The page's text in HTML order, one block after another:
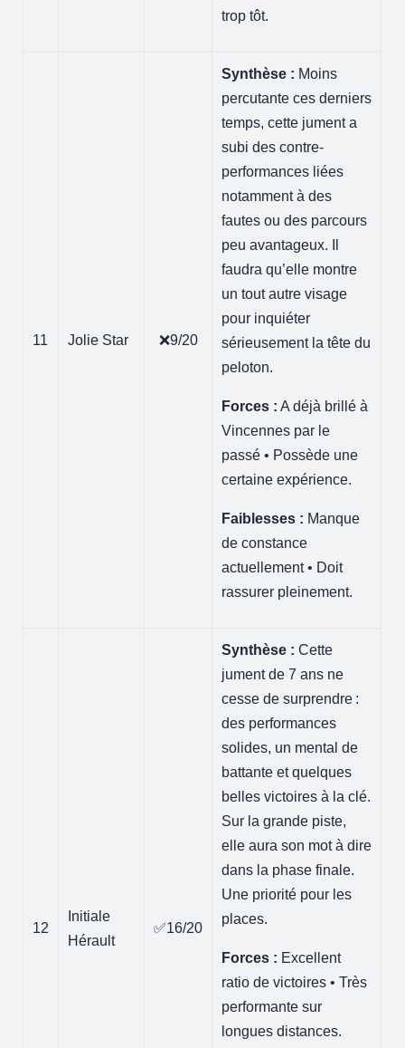
trop tôt.
11 Jolie Star ❌9/20
Synthèse : Moins
percutante ces derniers
temps, cette jument a
subi des contre-
performances liées
notamment à des
fautes ou des parcours
peu avantageux. Il
faudra qu’elle montre
un tout autre visage
pour inquiéter
sérieusement la tête du
peloton.
Forces : A déjà brillé à
Vincennes par le
passé • Possède une
certaine expérience.
Faiblesses : Manque
de constance
actuellement • Doit
rassurer pleinement.
12
Initiale
Hérault
✅16/20
Synthèse : Cette
jument de 7 ans ne
cesse de surprendre :
des performances
solides, un mental de
battante et quelques
belles victoires à la clé.
Sur la grande piste,
elle aura son mot à dire
dans la phase finale.
Une priorité pour les
places.
Forces : Excellent
ratio de victoires • Très
performante sur
longues distances.